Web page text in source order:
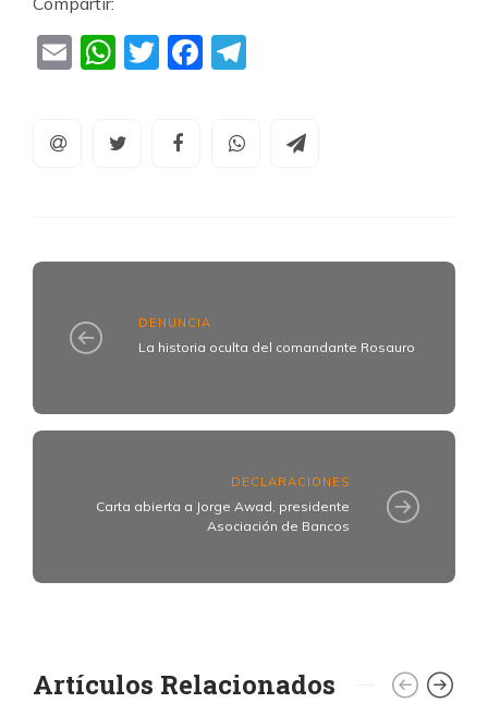
EmailWhatsApp
TwitterFacebook
DENUNCIA
La historia oculta del comandante Rosauro
DECLARACIONES
Carta abierta a Jorge Awad, presidente
Asociación de Bancos
Artículos Relacionados